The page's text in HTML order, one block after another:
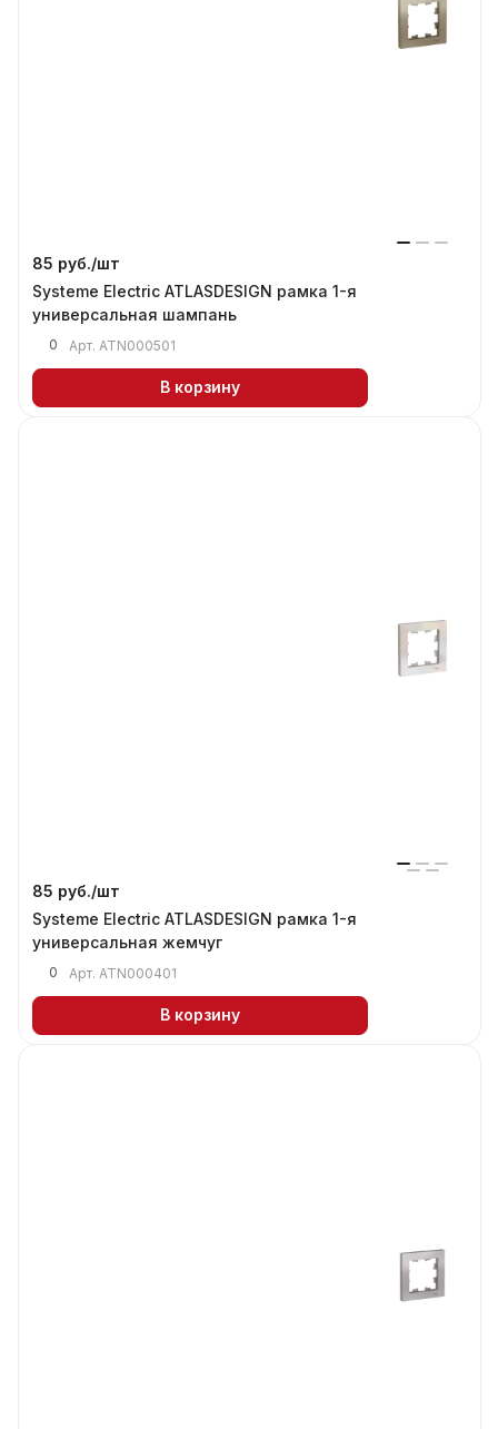
85 руб./шт
Systeme Electric ATLASDESIGN рамка 1-я
универсальная шампань
0 Арт. ATN000501
В корзину
85 руб./шт
Systeme Electric ATLASDESIGN рамка 1-я
универсальная жемчуг
0 Арт. ATN000401
В корзину